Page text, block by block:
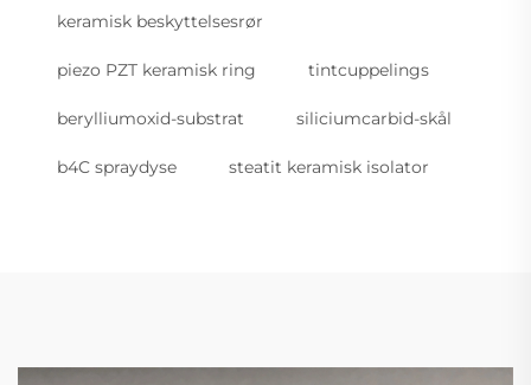
keramisk beskyttelsesrør
piezo PZT keramisk ring tintcuppelings
berylliumoxid-substrat siliciumcarbid-skål
b4C spraydyse steatit keramisk isolator